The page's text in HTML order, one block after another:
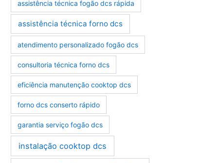
assistência técnica fogão dcs rápida
assistência técnica forno dcs
atendimento personalizado fogão dcs
consultoria técnica forno dcs
eficiência manutenção cooktop dcs
forno dcs conserto rápido
garantia serviço fogão dcs
instalação cooktop dcs